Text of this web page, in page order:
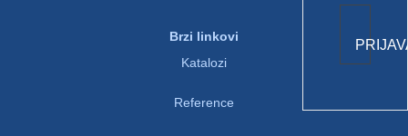
Brzi linkovi
Katalozi
Reference